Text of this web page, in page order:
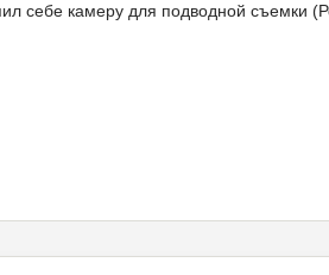
себе камеру для подводной съемки